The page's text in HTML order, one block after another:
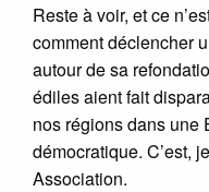
Reste à voir, et ce
comment déclencher
autour de sa
édiles aient fait
nos régions dans une
démocratique. C’est,
Association.